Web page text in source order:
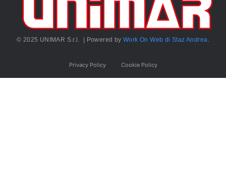
© 2025 UNIMAR S.r.l. | Powered byWork On Web di Staz Andrea.
Privacy Policy Cookie Policy